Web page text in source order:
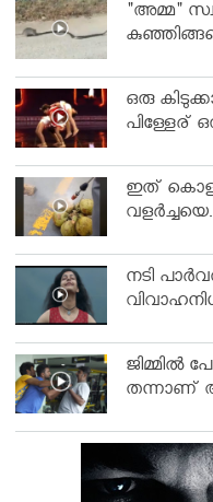
"അമ്മ"
ഒരു
പിള്ളേര്
ഇത്
നടി
ജിമ്മിൽ
തന്നാണ്